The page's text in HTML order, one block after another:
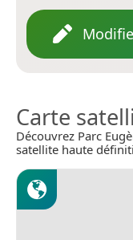
Carte
Découvrez Parc
satellite haute